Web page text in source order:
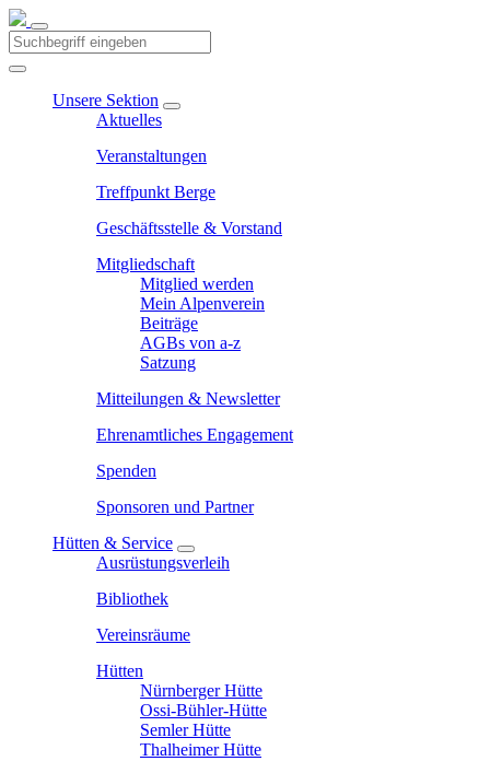
Unsere Sektion
Aktuelles
Veranstaltungen
Treffpunkt Berge
Geschäftsstelle & Vorstand
Mitgliedschaft
Mitglied werden
Mein Alpenverein
Beiträge
AGBs von a-z
Satzung
Mitteilungen & Newsletter
Ehrenamtliches Engagement
Spenden
Sponsoren und Partner
Hütten & Service
Ausrüstungsverleih
Bibliothek
Vereinsräume
Hütten
Nürnberger Hütte
Ossi-Bühler-Hütte
Semler Hütte
Thalheimer Hütte